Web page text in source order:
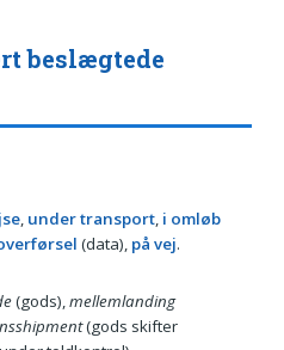
beslægtede
, under transport, i omløb
(data), på vej.
(gods),mellemlanding
(gods skifter